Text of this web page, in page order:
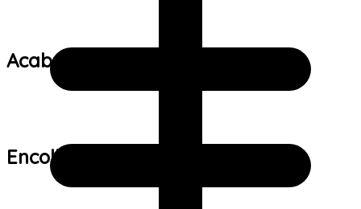
Acabamento:
Encolhimento: